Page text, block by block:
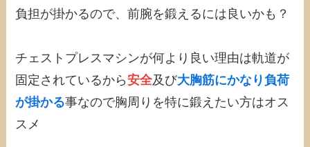
負担が掛かるので、前腕を鍛えるには良いかも？
チェストプレスマシンが何より良い理由は軌道が
固定されているから安全及び大胸筋にかなり負荷
が掛かる事なので胸周りを特に鍛えたい方はオス
スメ